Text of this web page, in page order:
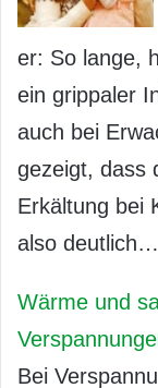
er: So lange,
ein grippaler
auch bei
gezeigt, dass
Erkältung bei
also deutlich…
Wärme und
Bei